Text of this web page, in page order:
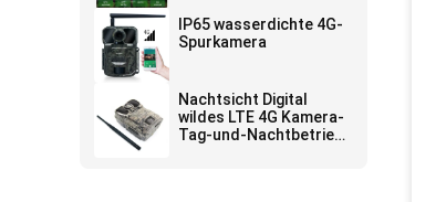
IP65 wasserdichte 4G-
Spurkamera
Nachtsicht Digital
wildes LTE 4G Kamera-
Tag-und-Nachtbetrieb